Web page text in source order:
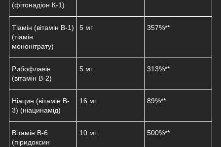
(фітонадіон К-1)
Тіамін (вітамін B-1)
(тіамін
мононітрату)
5 мг 357%**
Рибофлавін
(вітамін B-2)
5 мг 313%**
Ніацин (вітамін B-
3) (ніацинамід)
16 мг 89%**
Вітамін B-6
(піридоксин
10 мг 500%**